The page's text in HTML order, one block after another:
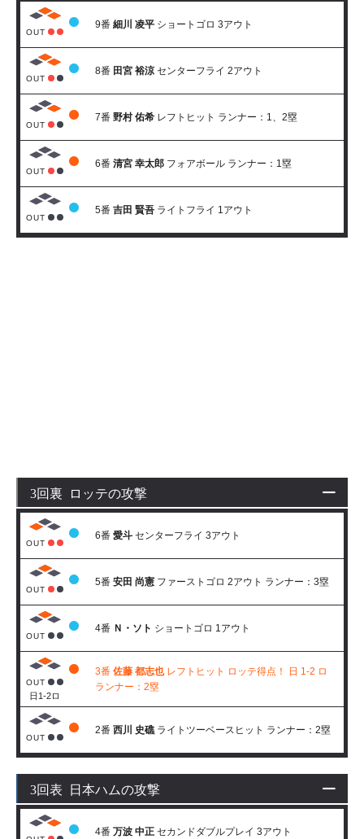
OUT
9番 細川 凌平 ショートゴロ 3アウト
OUT
8番 田宮 裕涼 センターフライ 2アウト
OUT
7番 野村 佑希 レフトヒット ランナー：1、2塁
OUT
6番 清宮 幸太郎 フォアボール ランナー：1塁
OUT
5番 吉田 賢吾 ライトフライ 1アウト
3回裏 ロッテの攻撃
OUT
6番 愛斗 センターフライ 3アウト
OUT
5番 安田 尚憲 ファーストゴロ 2アウト ランナー：3塁
OUT
4番 Ｎ・ソト ショートゴロ 1アウト
OUT
日1-2ロ
3番 佐藤 都志也レフトヒット ロッテ得点！ 日 1-2 ロ
ランナー：2塁
OUT
2番 西川 史礁ライトツーベースヒット ランナー：2塁
3回表 日本ハムの攻撃
4番 万波 中正 セカンドダブルプレイ 3アウト